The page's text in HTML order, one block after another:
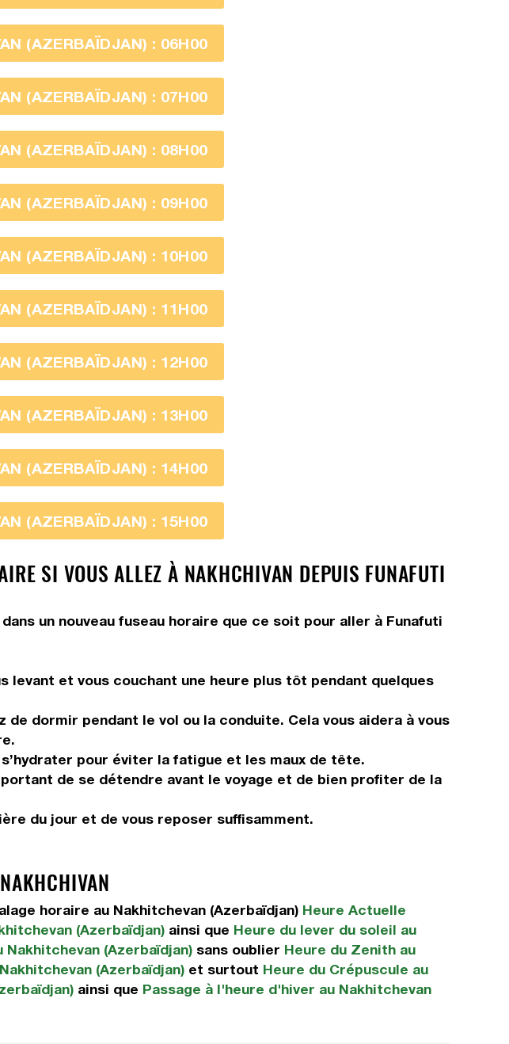
(AZERBAÏDJAN) : 06H00
(AZERBAÏDJAN) : 07H00
(AZERBAÏDJAN) : 08H00
(AZERBAÏDJAN) : 09H00
(AZERBAÏDJAN) : 10H00
(AZERBAÏDJAN) : 11H00
(AZERBAÏDJAN) : 12H00
(AZERBAÏDJAN) : 13H00
(AZERBAÏDJAN) : 14H00
(AZERBAÏDJAN) : 15H00
SI VOUS ALLEZ À NAKHCHIVAN DEPUIS FUNAFUTI
un nouveau fuseau horaire que ce soit pour aller à Funafuti
levant et vous couchant une heure plus tôt pendant quelques
dormir pendant le vol ou la conduite. Cela vous aidera à vous
pour éviter la fatigue et les maux de tête.
de se détendre avant le voyage et de bien profiter de la
du jour et de vous reposer suffisamment.
horaire au Nakhitchevan (Azerbaïdjan) Heure Actuelle
(Azerbaïdjan) ainsi que Heure du lever du soleil au
(Azerbaïdjan) sans oublier Heure du Zenith au
(Azerbaïdjan) et surtout Heure du Crépuscule au
ainsi que Passage à l'heure d'hiver au Nakhitchevan